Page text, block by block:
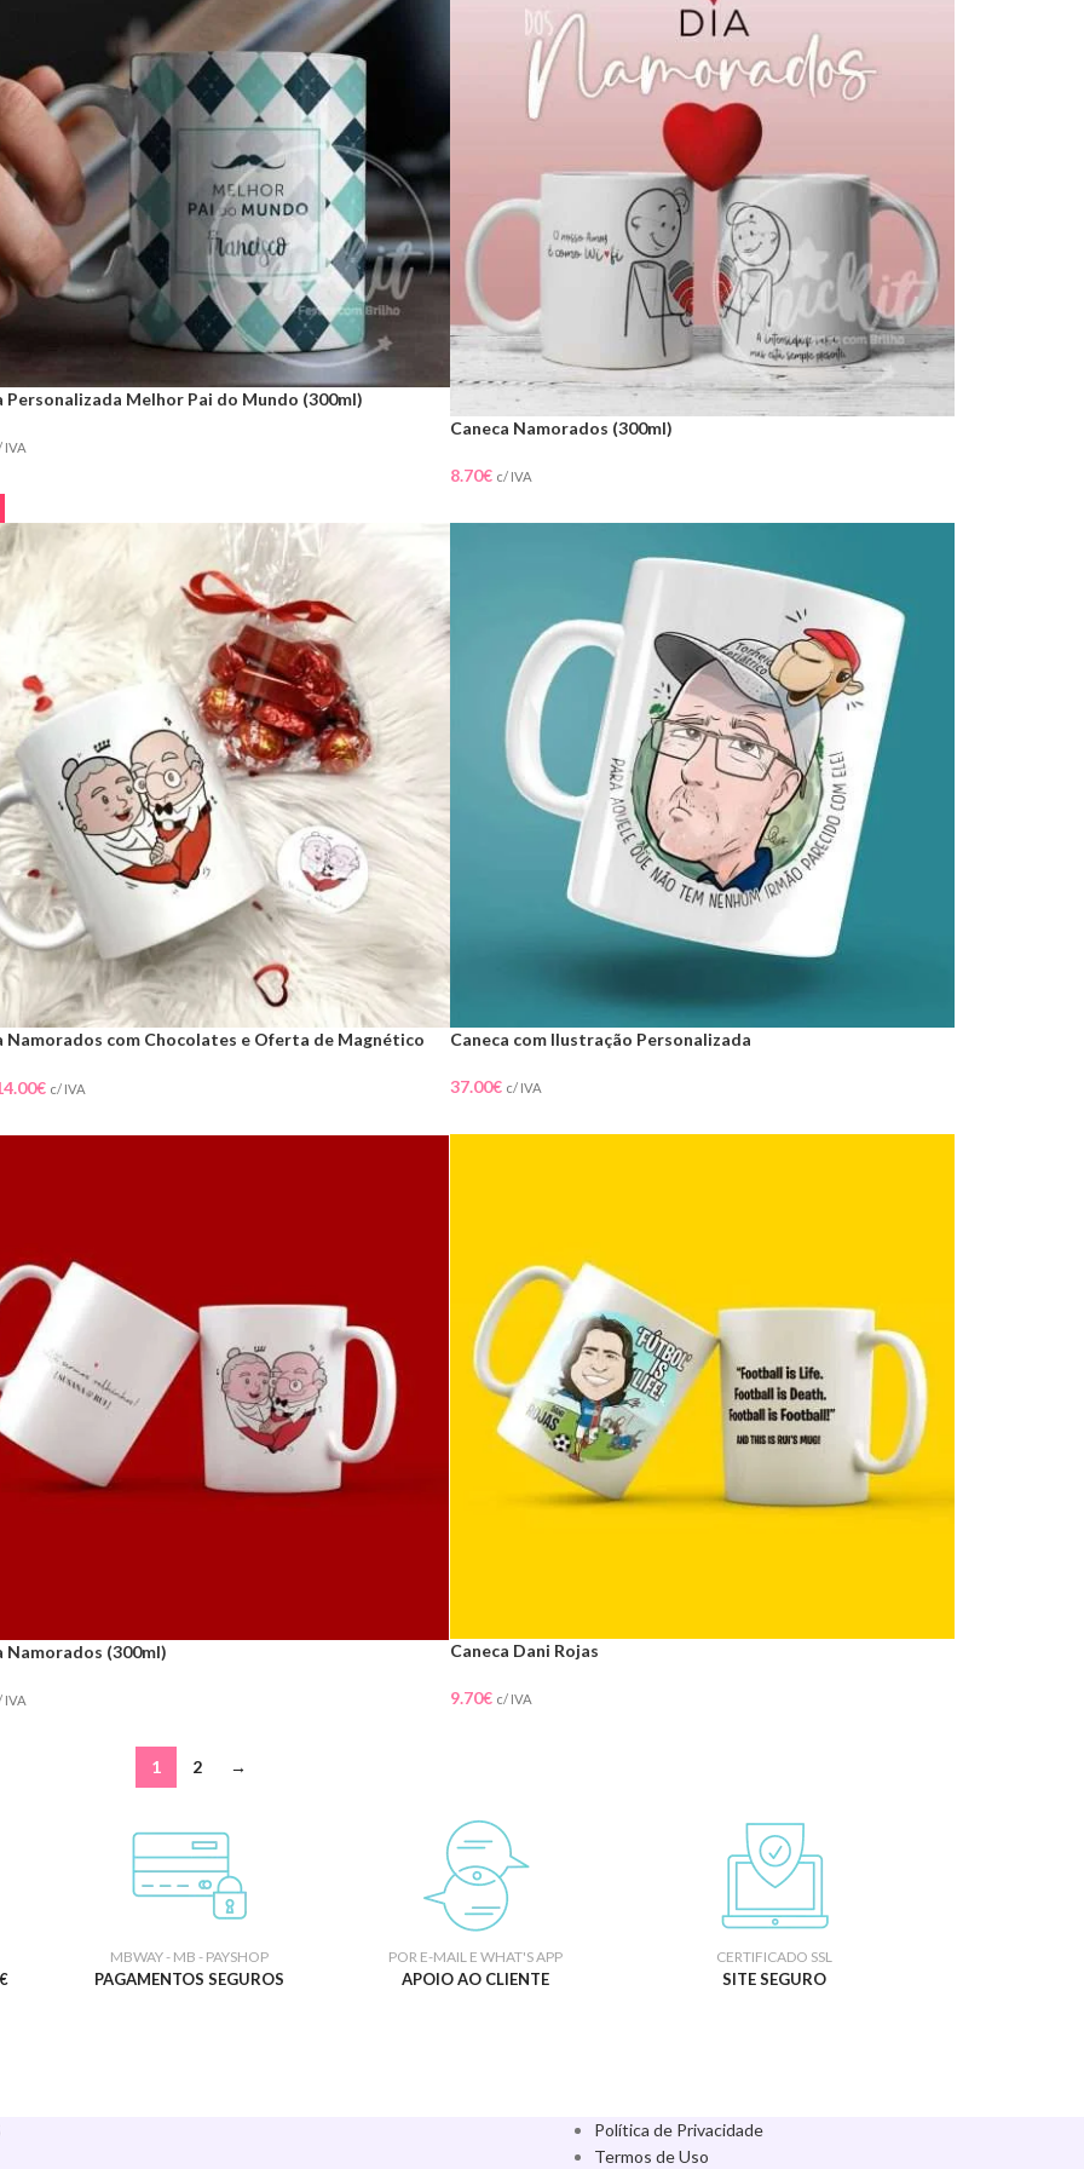
Personalizada Melhor Pai do Mundo (300ml)
IVA
Caneca Namorados (300ml)
8.70€ c/ IVA
Namorados com Chocolates e Oferta de Magnético
€ c/ IVA
Caneca com Ilustração Personalizada
37.00€ c/ IVA
Caneca Dani Rojas
9.70€ c/ IVA
Namorados (300ml)
IVA
1 2 →
MBWAY - MB - PAYSHOP
PAGAMENTOS SEGUROS
POR E-MAIL E WHAT'S APP
APOIO AO CLIENTE
CERTIFICADO SSL
SITE SEGURO
Política de Privacidade
Termos de Uso